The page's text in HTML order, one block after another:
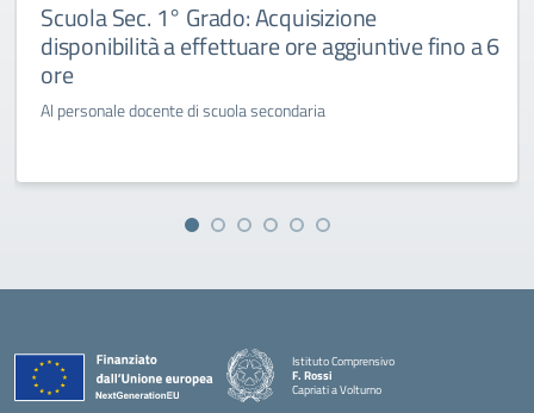
Scuola Sec. 1° Grado: Acquisizione
disponibilità a effettuare ore aggiuntive fino a 6
ore
Al personale docente di scuola secondaria
Istituto Comprensivo
F. Rossi
Capriati a Volturno
— Visita la pagina iniziale della scuola